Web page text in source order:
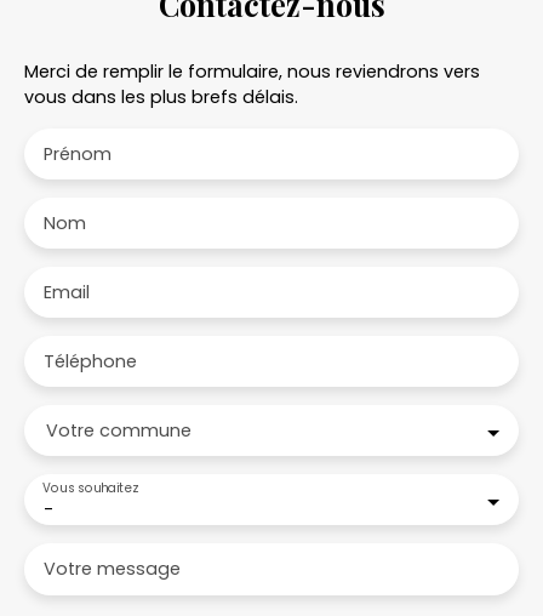
Merci de remplir le formulaire, nous reviendrons vers
vous dans les plus brefs délais.
Prénom
Nom
Email
Téléphone
Votre commune
-
Vous souhaitez
Votre message